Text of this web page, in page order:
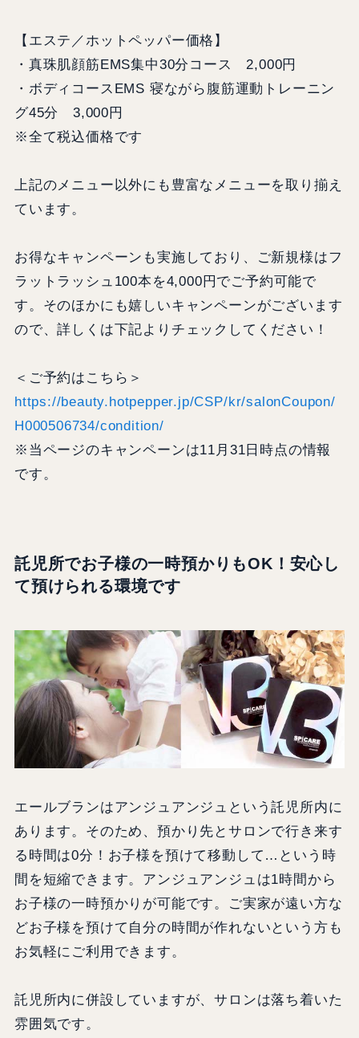
【エステ／ホットペッパー価格】
・真珠肌顔筋EMS集中30分コース 2,000円
・ボディコースEMS 寝ながら腹筋運動トレーニン
グ45分 3,000円
※全て税込価格です
上記のメニュー以外にも豊富なメニューを取り揃え
ています。
お得なキャンペーンも実施しており、ご新規様はフ
ラットラッシュ100本を4,000円でご予約可能で
す。そのほかにも嬉しいキャンペーンがございます
ので、詳しくは下記よりチェックしてください！
＜ご予約はこちら＞
https://beauty.hotpepper.jp/CSP/kr/salonCoupon/
H000506734/condition/
※当ページのキャンペーンは11月31日時点の情報
です。
託児所でお子様の一時預かりもOK！安心し
て預けられる環境です
エールブランはアンジュアンジュという託児所内に
あります。そのため、預かり先とサロンで行き来す
る時間は0分！お子様を預けて移動して…という時
間を短縮できます。アンジュアンジュは1時間から
お子様の一時預かりが可能です。ご実家が遠い方な
どお子様を預けて自分の時間が作れないという方も
お気軽にご利用できます。
託児所内に併設していますが、サロンは落ち着いた
雰囲気です。